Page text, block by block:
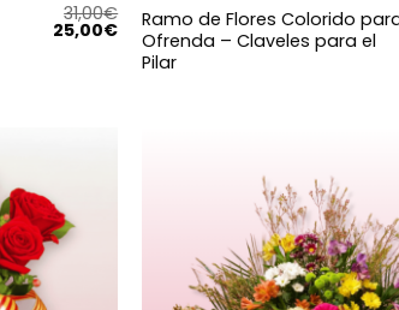
31,00€
El
precio
25,00€El
precio
actual
Ramo de Flores Colorido
Ofrenda – Claveles para el
Pilar